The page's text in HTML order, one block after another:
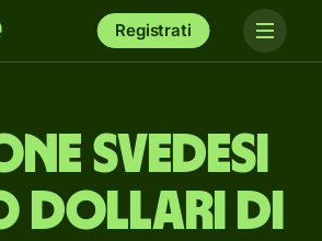
Registrati
svedesi
dollari di